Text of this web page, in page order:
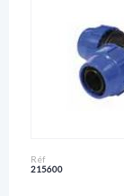
Réf
215600